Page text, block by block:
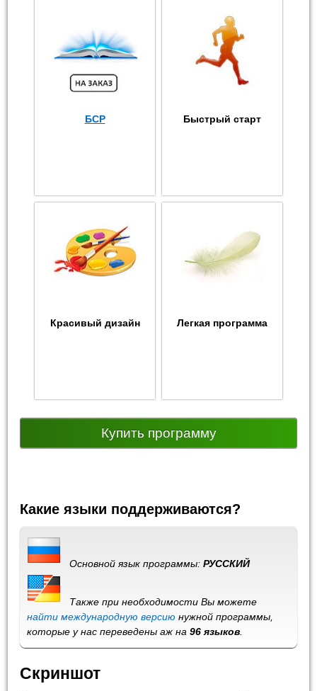
БСР Быстрый старт
Красивый дизайн Легкая программа
Купить программу
Какие языки поддерживаются?
Основной язык программы:РУССКИЙ
Также при необходимости Вы можете
найти международную версию нужной программы,
которые у нас переведены аж на96 языков
Скриншот